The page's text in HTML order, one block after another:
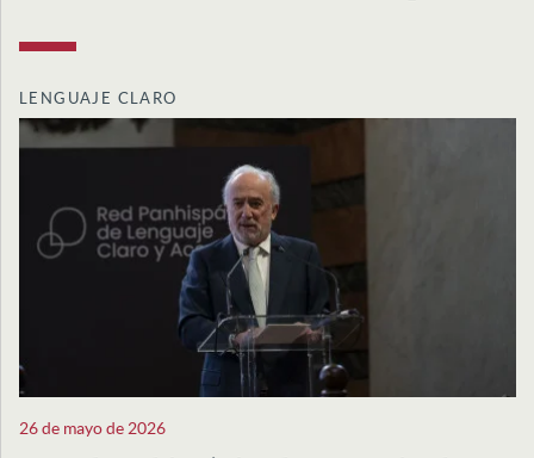
LENGUAJE CLARO
26 de mayo de 2026